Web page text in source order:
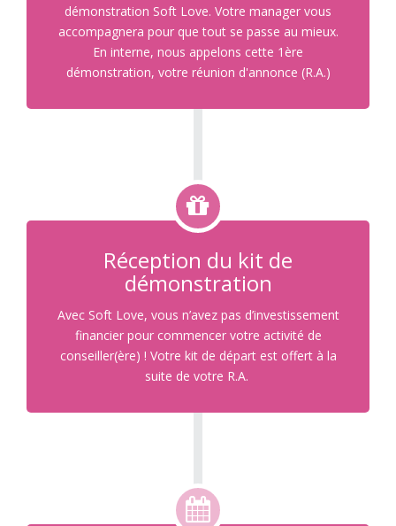
démonstration Soft Love. Votre manager vous
accompagnera pour que tout se passe au mieux.
En interne, nous appelons cette 1ère
démonstration, votre réunion d'annonce (R.A.)
Réception du kit de
démonstration
Avec Soft Love, vous n’avez pas d’investissement
financier pour commencer votre activité de
conseiller(ère) ! Votre kit de départ est offert à la
suite de votre R.A.